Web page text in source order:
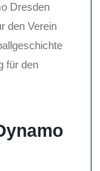
Dresden
den Verein
für den